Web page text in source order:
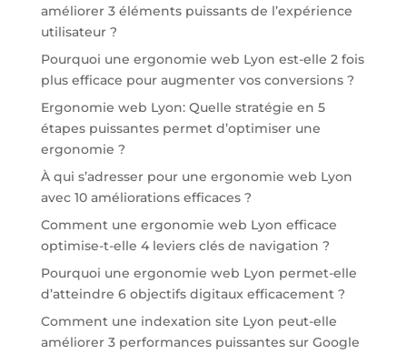
améliorer 3 éléments puissants de l’expérience
utilisateur ?
Pourquoi une ergonomie web Lyon est-elle 2 fois
plus efficace pour augmenter vos conversions ?
Ergonomie web Lyon: Quelle stratégie en 5
étapes puissantes permet d’optimiser une
ergonomie ?
À qui s’adresser pour une ergonomie web Lyon
avec 10 améliorations efficaces ?
Comment une ergonomie web Lyon efficace
optimise-t-elle 4 leviers clés de navigation ?
Pourquoi une ergonomie web Lyon permet-elle
d’atteindre 6 objectifs digitaux efficacement ?
Comment une indexation site Lyon peut-elle
améliorer 3 performances puissantes sur Google